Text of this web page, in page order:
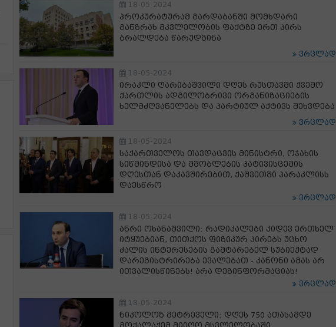
18-05-2024
პროკურატურამ გარდაბანში მომხდარი
განზრახ მკვლელობის ფაქტზე ერთ პირს
ბრალდება წარუდგინა
ვრცლად
18-05-2024
ირაკლი ღარიბაშვილი დღეს რუსთავში ქვემო
ქართლის ადგილობრივი ორგანიზაციების
ხელმძღვანელებს და პარტიულ აქტივს შეხვდება
ვრცლად
18-05-2024
საქართველოს თავდაცვის მინისტრი, ოჯახის
სიწმინდისა და მშობლების პატივისცემის
დღესთან დაკავშირებით, ქაშვეთში პარაკლისს
დაესწრო
ვრცლად
18-05-2024
ანრი ოხანაშვილი: რადიკალები კიდევ ერთხელ
იტყუებიან, თითქოს ფიზიკურ პირებს უცხო
ძალის ინტერესების გამტარებელ სუბიექტად
დარეგისტრირება ევალებათ - კანონი ამას არ
ითვალისწინებს! არა დეზინფორმაციას!
ვრცლად
18-05-2024
ნიკოლოზ მეტრეველი: დღეს 750 ათასამდე